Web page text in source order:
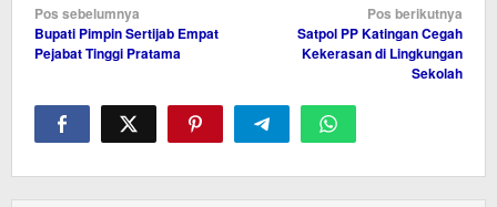
Navigasi
pos
Pos sebelumnya
Bupati Pimpin Sertijab Empat
Pejabat Tinggi Pratama
Pos berikutnya
Satpol PP Katingan Cegah
Kekerasan di Lingkungan
Sekolah